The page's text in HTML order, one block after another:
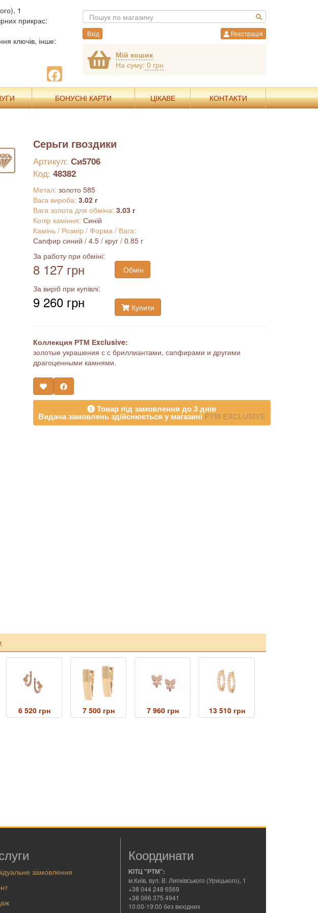
1
прикрас:
ключів, інше:
Вхід Реєстрація
Мій кошик
На суму: 0 грн
БОНУСНІ КАРТИ ЦІКАВЕ КОНТАКТИ
Серьги гвоздики
Артикул: Си5706
Код: 48382
Метал: золото 585
Вага вироба: 3.02 г
Вага золота для обміна: 3.03 г
Колір каміння: Синій
Камінь / Розмір / Форма / Вага:
Сапфир синий / 4.5 / круг / 0.85 г
За работу при обміні:
8 127 грн
Обмін
За виріб при купівлі:
9 260 грн Купити
Коллекция РТМ Еxclusive:
золотые украшения с с бриллиантами, сапфирами и другими
драгоценными камнями.
Товар під замовлення до 3 днів
Видача замовлень здійснюється у магазиніPTM EXCLUSIVE
6 520 грн 7 500 грн 7 960 грн 13 510 грн
замовлення
Координати
ЮТЦ "РТМ":
м.Київ, вул. В. Липківського (Урицького), 1
+38 044 248 6569
+38 066 375 4941
10:00-19:00 без вихідних